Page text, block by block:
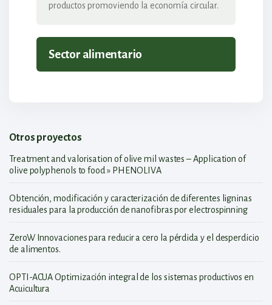
productos promoviendo la economía circular.
Sector alimentario
Otros proyectos
Treatment and valorisation of olive mil wastes – Application of
olive polyphenols to food » PHENOLIVA
Obtención, modificación y caracterización de diferentes ligninas
residuales para la producción de nanofibras por electrospinning
ZeroW Innovaciones para reducir a cero la pérdida y el desperdicio
de alimentos.
OPTI-ACUA Optimización integral de los sistemas productivos en
Acuicultura